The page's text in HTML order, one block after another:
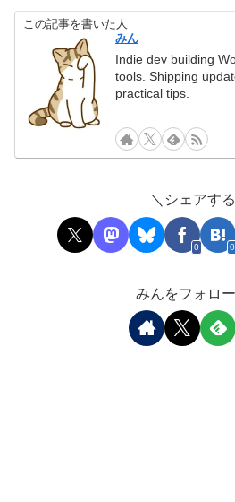
この記事を書いた人
みん
Indie dev building
tools. Shipping
practical tips.
＼シェアす
0 0
みんをフォロ